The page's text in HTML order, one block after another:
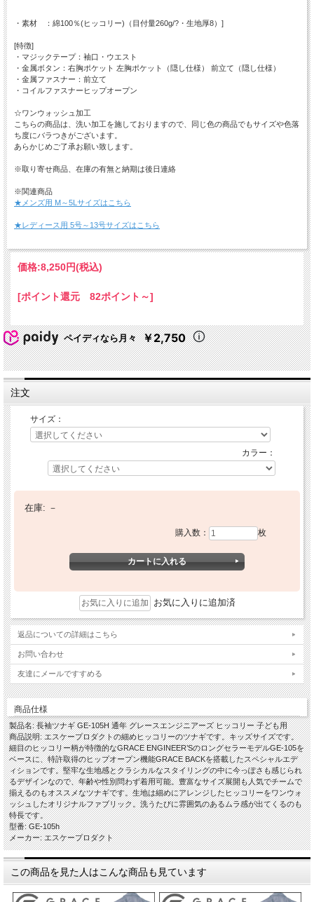
・素材 ：綿100％(ヒッコリー)（目付量260g/?・生地厚8）]
[特徴]
・マジックテープ：袖口・ウエスト
・金属ボタン：右胸ポケット 左胸ポケット（隠し仕様） 前立て（隠し仕様）
・金属ファスナー：前立て
・コイルファスナーヒップオープン
☆ワンウォッシュ加工
こちらの商品は、洗い加工を施しておりますので、同じ色の商品でもサイズや色落
ち度にバラつきがございます。
あらかじめご了承お願い致します。
※取り寄せ商品、在庫の有無と納期は後日連絡
※関連商品
★メンズ用 M～5Lサイズはこちら
★レディース用 5号～13号サイズはこちら
価格:8,250円(税込)
[ポイント還元 82ポイント～]
ペイディなら月々 ￥2,750
注文
サイズ：
カラー：
在庫: －
購入数： 枚
お気に入りに追加済
返品についての詳細はこちら
お問い合わせ
友達にメールですすめる
商品仕様
製品名: 長袖ツナギ GE-105H 通年 グレースエンジニアーズ ヒッコリー 子ども用
商品説明: エスケープロダクトの細めヒッコリーのツナギです。キッズサイズです。
細目のヒッコリー柄が特徴的なGRACE ENGINEER’SのロングセラーモデルGE-105を
ベースに、特許取得のヒップオープン機能GRACE BACKを搭載したスペシャルエデ
ィションです。堅牢な生地感とクラシカルなスタイリングの中に今っぽさも感じられ
るデザインなので、年齢や性別問わず着用可能。豊富なサイズ展開も人気でチームで
揃えるのもオススメなツナギです。生地は細めにアレンジしたヒッコリーをワンウォ
ッシュしたオリジナルファブリック。洗うたびに雰囲気のあるムラ感が出てくるのも
特長です。
型番: GE-105h
メーカー: エスケープロダクト
この商品を見た人はこんな商品も見ています